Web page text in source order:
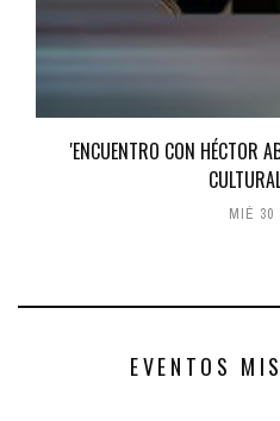
'ENCUENTRO CON HÉCTOR
MIÉ 30
EVENTOS